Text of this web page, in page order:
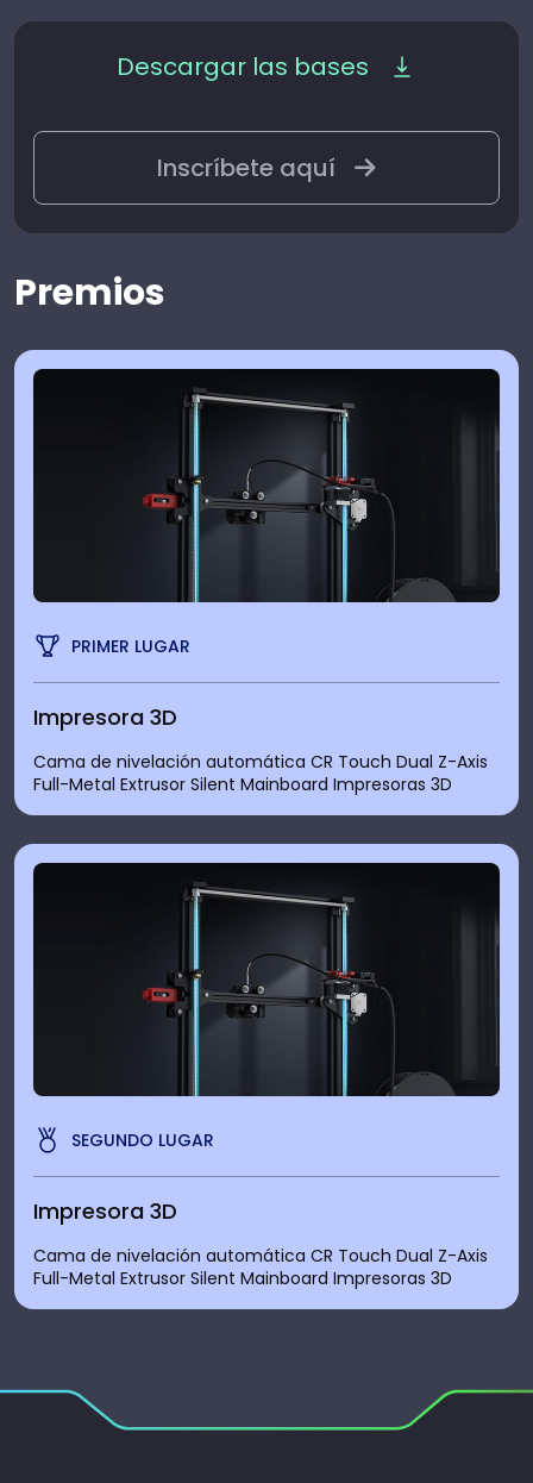
Descargar las bases
Inscríbete aquí
Premios
PRIMER LUGAR
Impresora 3D
Cama de nivelación automática CR Touch Dual Z-Axis
Full-Metal Extrusor Silent Mainboard Impresoras 3D
SEGUNDO LUGAR
Impresora 3D
Cama de nivelación automática CR Touch Dual Z-Axis
Full-Metal Extrusor Silent Mainboard Impresoras 3D